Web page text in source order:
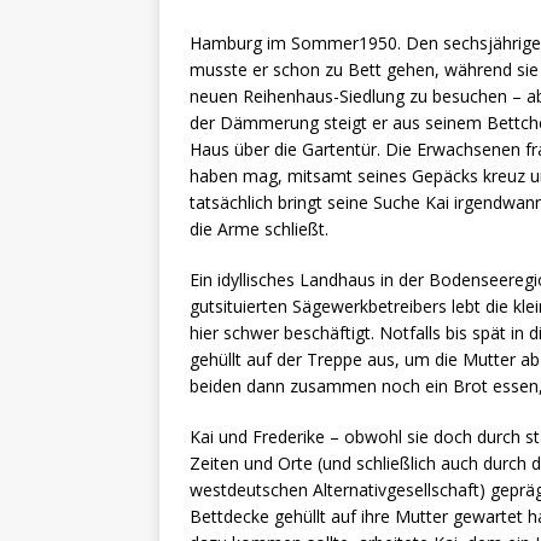
Hamburg im Sommer1950. Den
musste er schon zu Bett gehen, während
neuen Reihenhaus-Siedlung zu besuchen –
der Dämmerung steigt er aus seinem
Haus über die Gartentür. Die Erwachsenen
haben mag, mitsamt seines Gepäcks kreuz
tatsächlich bringt seine Suche Kai
die Arme schließt.
Ein idyllisches Landhaus in der
gutsituierten Sägewerkbetreibers lebt die
hier schwer beschäftigt. Notfalls bis spät in
gehüllt auf der Treppe aus, um die Mutter
beiden dann zusammen noch ein Brot
Kai und Frederike – obwohl sie doch durch
Zeiten und Orte (und schließlich auch durch
westdeutschen Alternativgesellschaft)
Bettdecke gehüllt auf ihre Mutter gewartet